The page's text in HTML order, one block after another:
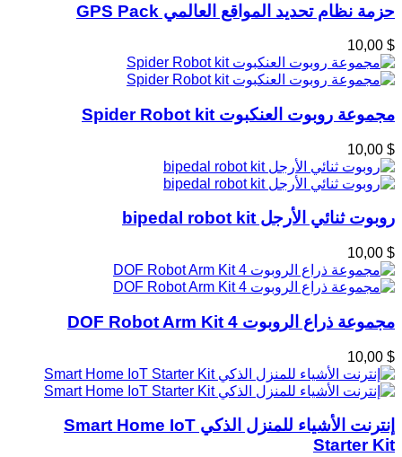
حزمة نظام تحديد المواقع العالمي GPS Pack
$ 10,00
مجموعة روبوت العنكبوت Spider Robot kit
$ 10,00
روبوت ثنائي الأرجل bipedal robot kit
$ 10,00
مجموعة ذراع الروبوت 4 DOF Robot Arm Kit
$ 10,00
إنترنت الأشياء للمنزل الذكي Smart Home IoT
Starter Kit